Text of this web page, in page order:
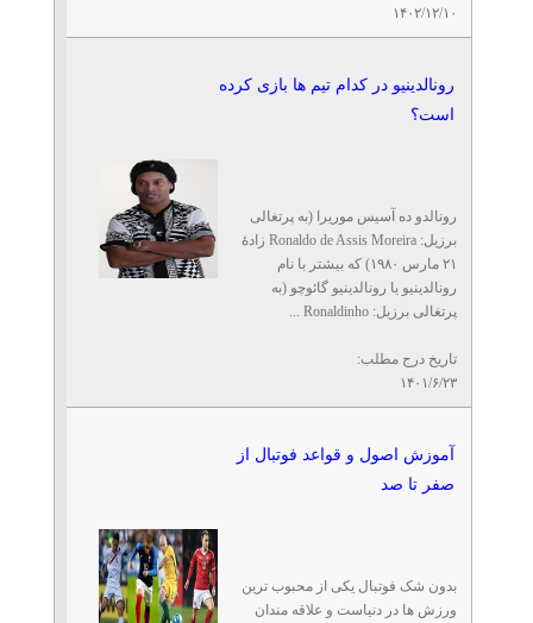
۱۴۰۲/۱۲/۱۰
رونالدینیو در کدام تیم ها بازی کرده
است؟
رونالدو ده آسیس موریرا (به پرتغالی
برزیل: Ronaldo de Assis Moreira زادهٔ
۲۱ مارس ۱۹۸۰) که بیشتر با نام
رونالدینیو یا رونالدینیو گائوچو (به
پرتغالی برزیل: Ronaldinho ...
تاریخ درج مطلب:
۱۴۰۱/۶/۲۳
آموزش اصول و قواعد فوتبال از
صفر تا صد
بدون شک فوتبال یکی از محبوب ترین
ورزش ها در دنیاست و علاقه مندان